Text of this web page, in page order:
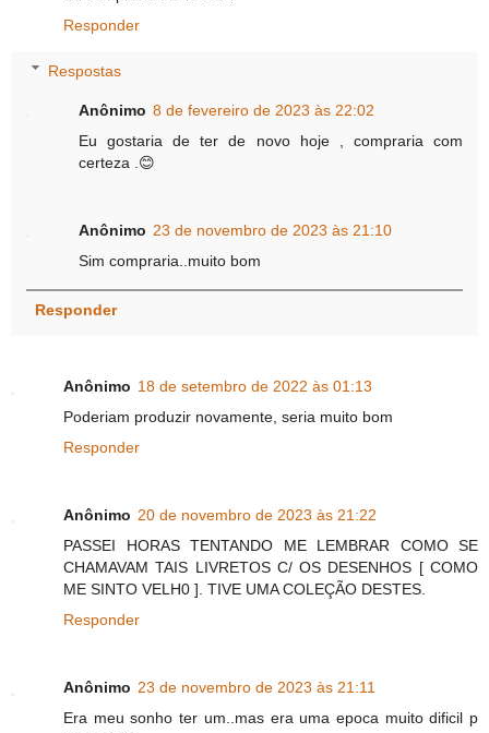
Responder
Respostas
Anônimo 8 de fevereiro de 2023 às 22:02
Eu gostaria de ter de novo hoje , compraria com
certeza .😊
Anônimo 23 de novembro de 2023 às 21:10
Sim compraria..muito bom
Responder
Anônimo 18 de setembro de 2022 às 01:13
Poderiam produzir novamente, seria muito bom
Responder
Anônimo 20 de novembro de 2023 às 21:22
PASSEI HORAS TENTANDO ME LEMBRAR COMO SE
CHAMAVAM TAIS LIVRETOS C/ OS DESENHOS [ COMO
ME SINTO VELH0 ]. TIVE UMA COLEÇÃO DESTES.
Responder
Anônimo 23 de novembro de 2023 às 21:11
Era meu sonho ter um..mas era uma epoca muito dificil p